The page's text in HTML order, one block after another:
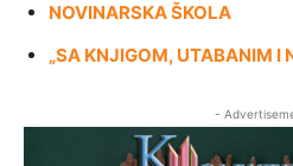
NOVINARSKA ŠKOLA
„SA KNJIGOM, UTABANIM I
-